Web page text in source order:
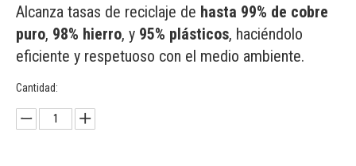
Alcanza tasas de reciclaje de hasta 99% de cobre
puro, 98% hierro, y 95% plásticos, haciéndolo
eficiente y respetuoso con el medio ambiente.
Cantidad: